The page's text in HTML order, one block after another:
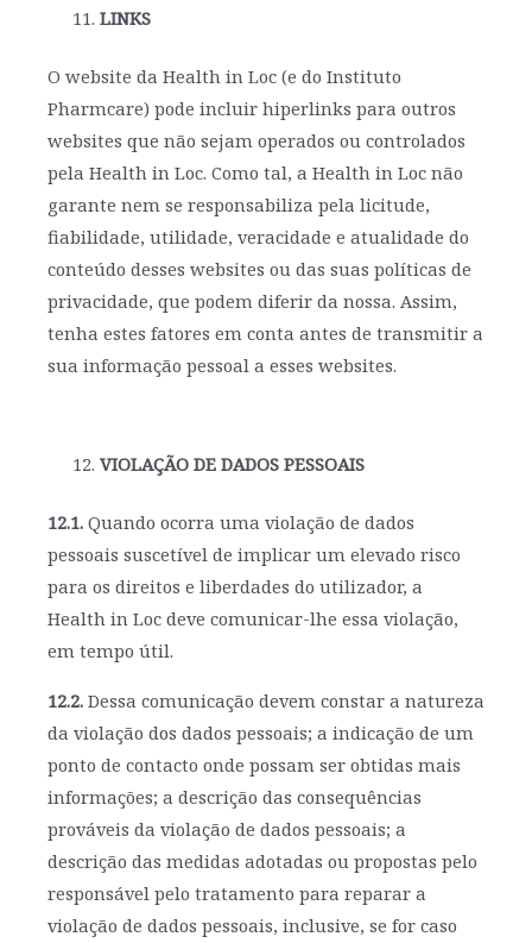
LINKS
O website da Health in Loc (e do Instituto
Pharmcare) pode incluir hiperlinks para outros
websites que não sejam operados ou controlados
pela Health in Loc. Como tal, a Health in Loc não
garante nem se responsabiliza pela licitude,
fiabilidade, utilidade, veracidade e atualidade do
conteúdo desses websites ou das suas políticas de
privacidade, que podem diferir da nossa. Assim,
tenha estes fatores em conta antes de transmitir a
sua informação pessoal a esses websites.
VIOLAÇÃO DE DADOS PESSOAIS
12.1. Quando ocorra uma violação de dados
pessoais suscetível de implicar um elevado risco
para os direitos e liberdades do utilizador, a
Health in Loc deve comunicar-lhe essa violação,
em tempo útil.
12.2. Dessa comunicação devem constar a natureza
da violação dos dados pessoais; a indicação de um
ponto de contacto onde possam ser obtidas mais
informações; a descrição das consequências
prováveis da violação de dados pessoais; a
descrição das medidas adotadas ou propostas pelo
responsável pelo tratamento para reparar a
violação de dados pessoais, inclusive, se for caso